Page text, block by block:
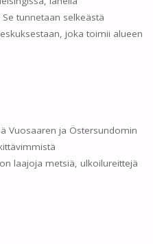
tunnetaan selkeästä
joka toimii alueen
Vuosaaren ja Östersundomin
laajoja metsiä, ulkoilureittejä